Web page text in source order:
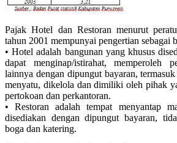
Pajak Hotel dan Restoran menurut
tahun 2001 mempunyai pengertian sebagai
• Hotel adalah bangunan yang khusus
dapat menginap/istirahat, memperoleh
lainnya dengan dipungut bayaran,
menyatu, dikelola dan dimiliki oleh pihak
pertokoan dan perkantoran.
• Restoran adalah tempat menyantap
disediakan dengan dipungut bayaran,
boga dan katering.